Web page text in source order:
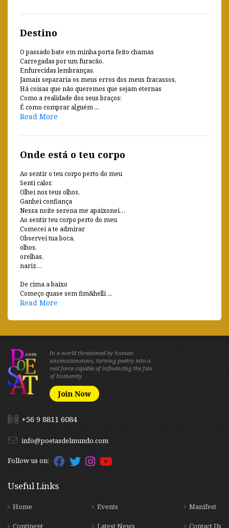
Destino
O passado bate em minha porta feito chamas
Carregadas por um furacão,
Enfurecidas lembranças.
Jamais separaria os meus erros dos meus fracassos,
Há coisas que não queremos que sejam eternas
Como a realidade dos seus braços:
É como comprar alguém ...
Read More
Onde está o teu corpo
Ao sentir o teu corpo perto do meu
Senti calor.
Olhei nos teus olhos,
Ganhei confiança
Nessa noite serena me apaixonei…
Ao sentir teu corpo perto do meu
Comecei a te admirar
Observei tua boca,
olhos,
orelhas,
nariz…
De cima a baixo
Começo quase sem fim&helli ...
Read More
In a world threatened by human
unconsciousness, turning poetry into a
real force capable of influencing the fate
of humanity.
Join Now
+56 9 8811 6084
info@poetasdelmundo.com
Follow us on:
Useful Links
Home
Continent
Events
Latest News
Manifest
Contact Us